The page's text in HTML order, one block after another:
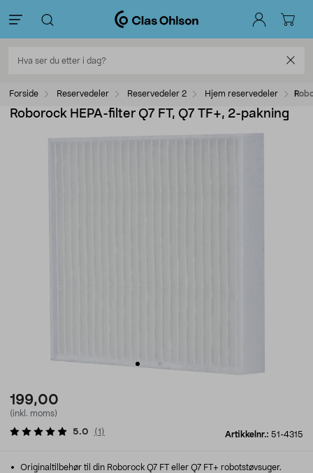
Forside Reservedeler Reservedeler 2 Hjem reservedeler
Roborock HEPA-filter Q7 FT, Q7 TF+, 2-pakning
199,00
(inkl. moms)
Artikkelnr.: 51-4315
5.0 (1 )
Originaltilbehør til din Roborock Q7 FT eller Q7 FT+ robotstøvsuger.